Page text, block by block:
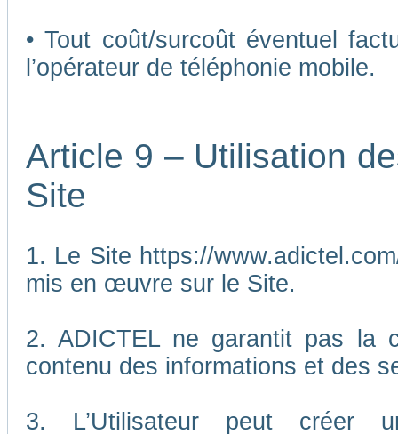
• Tout coût/surcoût éventuel
l’opérateur de téléphonie mobile.
Article 9 – Utilisation
Site
1. Le Site https://
mis en œuvre sur le Site.
2. ADICTEL ne garantit pas la
contenu des informations et des
3. L’Utilisateur peut créer